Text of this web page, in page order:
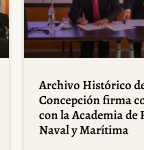
Archivo Histórico
Concepción firma
con la Academia
Naval y Marítima